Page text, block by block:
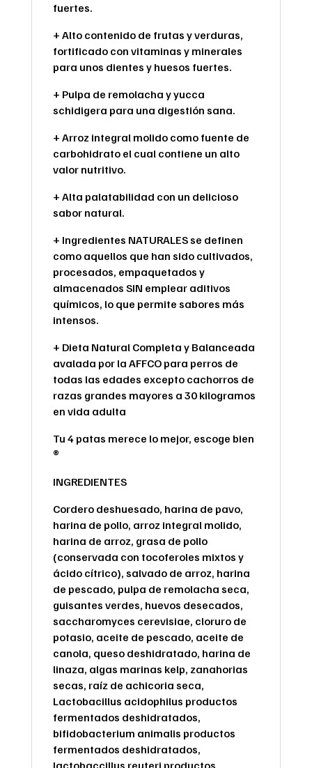
fuertes.
+ Alto contenido de frutas y verduras,
fortificado con vitaminas y minerales
para unos dientes y huesos fuertes.
+ Pulpa de remolacha y yucca
schidigera para una digestión sana.
+ Arroz integral molido como fuente de
carbohidrato el cual contiene un alto
valor nutritivo.
+ Alta palatabilidad con un delicioso
sabor natural.
+ Ingredientes NATURALES se definen
como aquellos que han sido cultivados,
procesados, empaquetados y
almacenados SIN emplear aditivos
químicos, lo que permite sabores más
intensos.
+ Dieta Natural Completa y Balanceada
avalada por la AFFCO para perros de
todas las edades excepto cachorros de
razas grandes mayores a 30 kilogramos
en vida adulta
Tu 4 patas merece lo mejor, escoge bien
®
INGREDIENTES
Cordero deshuesado, harina de pavo,
harina de pollo, arroz integral molido,
harina de arroz, grasa de pollo
(conservada con tocoferoles mixtos y
ácido cítrico), salvado de arroz, harina
de pescado, pulpa de remolacha seca,
guisantes verdes, huevos desecados,
saccharomyces cerevisiae, cloruro de
potasio, aceite de pescado, aceite de
canola, queso deshidratado, harina de
linaza, algas marinas kelp, zanahorias
secas, raíz de achicoria seca,
Lactobacillus acidophilus productos
fermentados deshidratados,
bifidobacterium animalis productos
fermentados deshidratados,